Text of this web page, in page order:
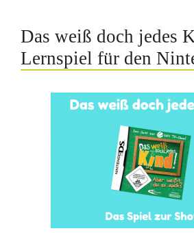
Das weiß doch jedes
Lernspiel für den